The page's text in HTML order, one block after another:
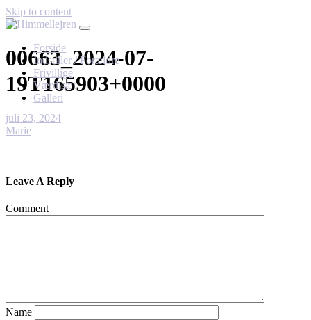
Skip to content
Forside
Indstiller / Forældre
Frivillige
Værdisæt
Galleri
00663_2024-07-
19T165903+0000
juli 23, 2024
Marie
Leave A Reply
Comment
Name